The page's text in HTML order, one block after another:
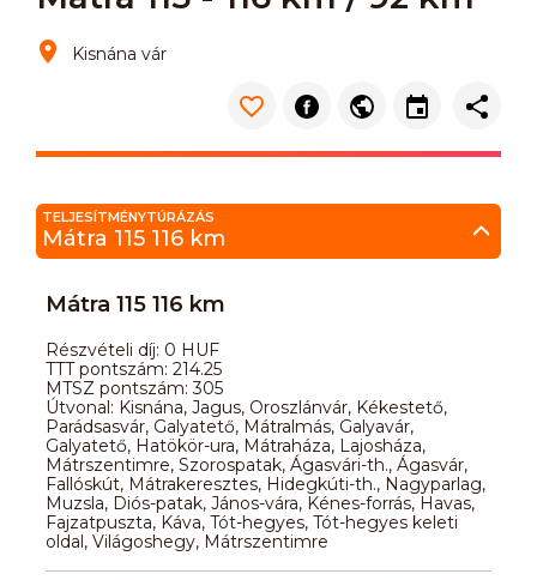
Kisnána vár
TELJESÍTMÉNYTÚRÁZÁS
Mátra 115 116 km
Mátra 115 116 km
Részvételi díj: 0 HUF
TTT pontszám: 214.25
MTSZ pontszám: 305
Útvonal: Kisnána, Jagus, Oroszlánvár, Kékestető,
Parádsasvár, Galyatető, Mátralmás, Galyavár,
Galyatető, Hatökör-ura, Mátraháza, Lajosháza,
Mátrszentimre, Szorospatak, Ágasvári-th., Ágasvár,
Fallóskút, Mátrakeresztes, Hidegkúti-th., Nagyparlag,
Muzsla, Diós-patak, János-vára, Kénes-forrás, Havas,
Fajzatpuszta, Káva, Tót-hegyes, Tót-hegyes keleti
oldal, Világoshegy, Mátrszentimre